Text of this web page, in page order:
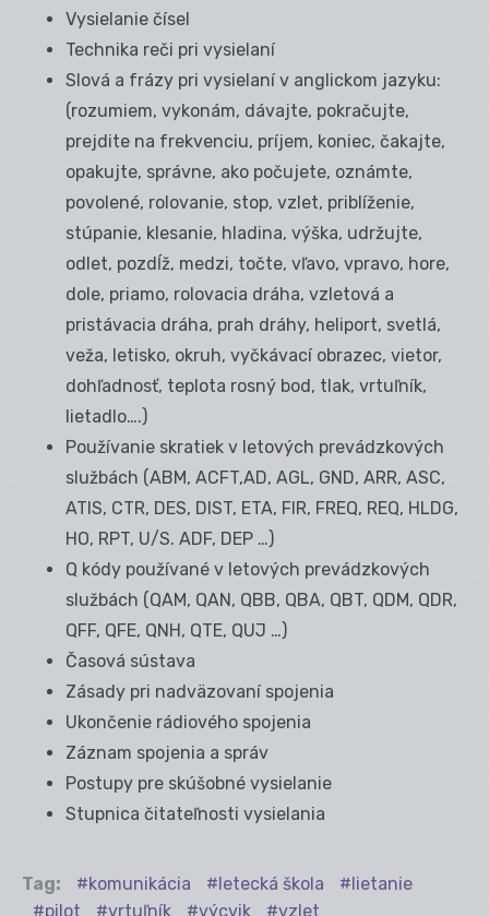
Vysielanie čísel
Technika reči pri vysielaní
Slová a frázy pri vysielaní v anglickom jazyku:
(rozumiem, vykonám, dávajte, pokračujte,
prejdite na frekvenciu, príjem, koniec, čakajte,
opakujte, správne, ako počujete, oznámte,
povolené, rolovanie, stop, vzlet, priblíženie,
stúpanie, klesanie, hladina, výška, udržujte,
odlet, pozdĺž, medzi, točte, vľavo, vpravo, hore,
dole, priamo, rolovacia dráha, vzletová a
pristávacia dráha, prah dráhy, heliport, svetlá,
veža, letisko, okruh, vyčkávací obrazec, vietor,
dohľadnosť, teplota rosný bod, tlak, vrtuľník,
lietadlo….)
Používanie skratiek v letových prevádzkových
službách (ABM, ACFT,AD, AGL, GND, ARR, ASC,
ATIS, CTR, DES, DIST, ETA, FIR, FREQ, REQ, HLDG,
HO, RPT, U/S. ADF, DEP …)
Q kódy používané v letových prevádzkových
službách (QAM, QAN, QBB, QBA, QBT, QDM, QDR,
QFF, QFE, QNH, QTE, QUJ …)
Časová sústava
Zásady pri nadväzovaní spojenia
Ukončenie rádiového spojenia
Záznam spojenia a správ
Postupy pre skúšobné vysielanie
Stupnica čitateľnosti vysielania
Tag: komunikácia letecká škola
lietanie
pilot
vrtuľník výcvik vzlet